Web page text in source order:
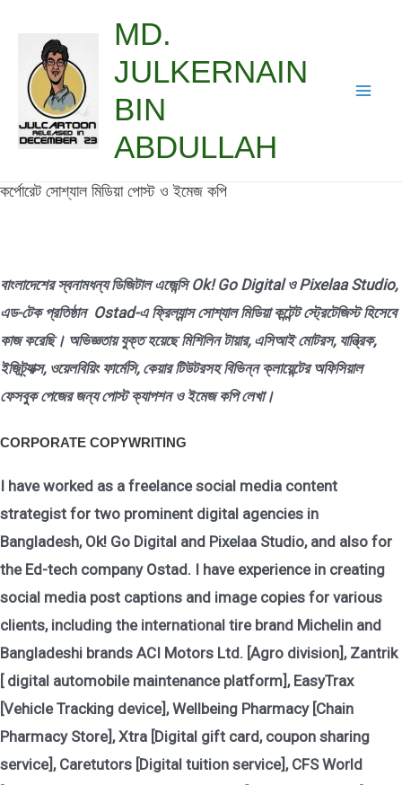
content
MD.
JULKERNAIN
BIN
ABDULLAH
কর্পোরেট সোশ্যাল মিডিয়া পোস্ট ও ইমেজ কপি
বাংলাদেশের স্বনামধন্য ডিজিটাল এজেন্সি Ok! Go Digital ও Pixelaa Studio,
এড-টেক প্রতিষ্ঠান Ostad-এ ফ্রিল্যান্স সোশ্যাল মিডিয়া কন্টেন্ট স্ট্রেটেজিস্ট হিসেবে
কাজ করেছি। অভিজ্ঞতায় যুক্ত হয়েছে মিশিলিন টায়ার, এসিআই মোটরস, যান্ত্রিক,
ইজিট্র্যাক্স, ওয়েলবিয়িং ফার্মেসি, কেয়ার টিউটরসহ বিভিন্ন ক্লায়েন্টের অফিসিয়াল
ফেসবুক পেজের জন্য পোস্ট ক্যাপশন ও ইমেজ কপি লেখা।
CORPORATE COPYWRITING
I have worked as a freelance social media content
strategist for two prominent digital agencies in
Bangladesh, Ok! Go Digital and Pixelaa Studio, and also for
the Ed-tech company Ostad. I have experience in creating
social media post captions and image copies for various
clients, including the international tire brand Michelin and
Bangladeshi brands ACI Motors Ltd. [Agro division], Zantrik
[ digital automobile maintenance platform], EasyTrax
[Vehicle Tracking device], Wellbeing Pharmacy [Chain
Pharmacy Store], Xtra [Digital gift card, coupon sharing
service], Caretutors [Digital tuition service], CFS World